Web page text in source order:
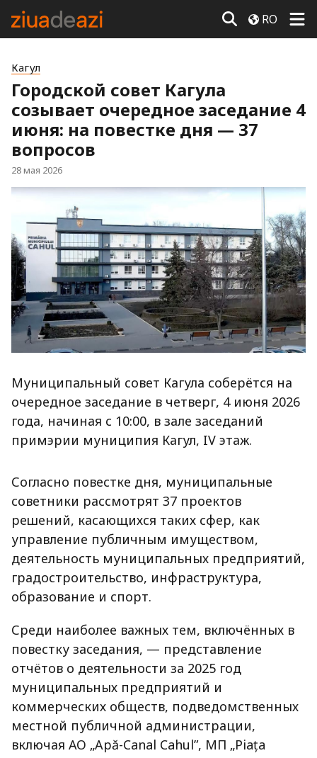
RO
Кагул
Городской совет Кагула
созывает очередное заседание 4
июня: на повестке дня — 37
вопросов
28 мая 2026
Муниципальный совет Кагула соберётся на
очередное заседание в четверг, 4 июня 2026
года, начиная с 10:00, в зале заседаний
примэрии муниципия Кагул, IV этаж.
Согласно повестке дня, муниципальные
советники рассмотрят 37 проектов
решений, касающихся таких сфер, как
управление публичным имуществом,
деятельность муниципальных предприятий,
градостроительство, инфраструктура,
образование и спорт.
Среди наиболее важных тем, включённых в
повестку заседания, — представление
отчётов о деятельности за 2025 год
муниципальных предприятий и
коммерческих обществ, подведомственных
местной публичной администрации,
включая АО „Apă-Canal Cahul”, МП „Piața